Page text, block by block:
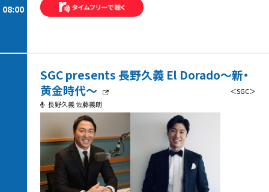
08:00
SGC presents 長野久義 El Dorado〜新・
黄金時代〜
＜SGC＞
長野久義 佐藤義朗